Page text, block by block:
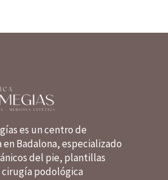
es un centro de
Badalona, especializado
del pie, plantillas
cirugía podológica